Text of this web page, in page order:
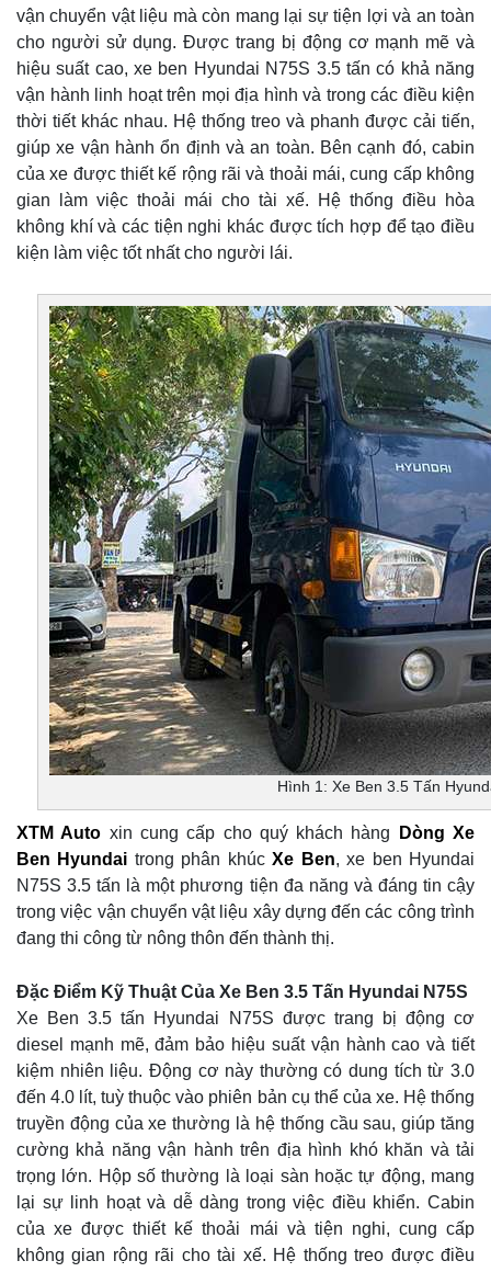
vận chuyển vật liệu mà còn mang lại sự tiện lợi và an toàn
cho người sử dụng. Được trang bị động cơ mạnh mẽ và
hiệu suất cao, xe ben Hyundai N75S 3.5 tấn có khả năng
vận hành linh hoạt trên mọi địa hình và trong các điều kiện
thời tiết khác nhau. Hệ thống treo và phanh được cải tiến,
giúp xe vận hành ổn định và an toàn. Bên cạnh đó, cabin
của xe được thiết kế rộng rãi và thoải mái, cung cấp không
gian làm việc thoải mái cho tài xế. Hệ thống điều hòa
không khí và các tiện nghi khác được tích hợp để tạo điều
kiện làm việc tốt nhất cho người lái.
Hình 1: Xe Ben 3.5 Tấn
XTM Auto xin cung cấp cho quý khách hàng
Dòng Xe
Ben Hyundai trong phân khúcXe Ben, xe ben Hyundai
N75S 3.5 tấn là một phương tiện đa năng và đáng tin cậy
trong việc vận chuyển vật liệu xây dựng đến các công trình
đang thi công từ nông thôn đến thành thị.
Đặc Điểm Kỹ Thuật Của Xe Ben 3.5 Tấn Hyundai N75S
Xe Ben 3.5 tấn Hyundai N75S được trang bị động cơ
diesel mạnh mẽ, đảm bảo hiệu suất vận hành cao và tiết
kiệm nhiên liệu. Động cơ này thường có dung tích từ 3.0
đến 4.0 lít, tuỳ thuộc vào phiên bản cụ thể của xe. Hệ thống
truyền động của xe thường là hệ thống cầu sau, giúp tăng
cường khả năng vận hành trên địa hình khó khăn và tải
trọng lớn. Hộp số thường là loại sàn hoặc tự động, mang
lại sự linh hoạt và dễ dàng trong việc điều khiển. Cabin
của xe được thiết kế thoải mái và tiện nghi, cung cấp
không gian rộng rãi cho tài xế. Hệ thống treo được điều